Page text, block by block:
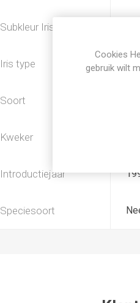
Subkleur Irissen
Iris type
Soort
Kweker
Introductiejaar
Speciesoort
Cookies
gebruik wilt